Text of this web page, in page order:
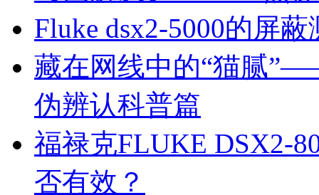
安捷伦工程师证
Fluke dsx2-5000的屏
藏在网线中的“猫腻
伪辨认科普篇
福禄克FLUKE DSX2-
否有效？